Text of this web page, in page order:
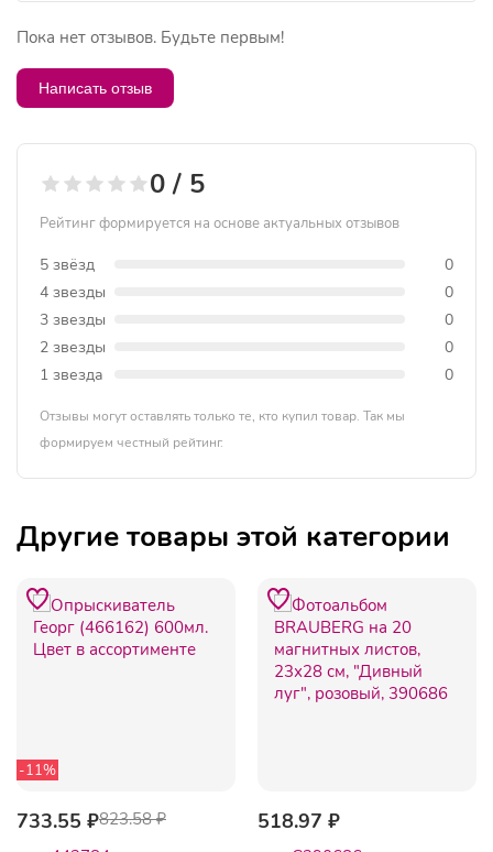
Пока нет отзывов. Будьте первым!
Написать отзыв
0 / 5
Рейтинг формируется на основе актуальных отзывов
5 звёзд
0
4 звезды
0
3 звезды
0
2 звезды
0
1 звезда
0
Отзывы могут оставлять только те, кто купил товар. Так мы
формируем честный рейтинг.
Другие товары этой категории
-11%
733.55 ₽823.58 ₽
518.97 ₽